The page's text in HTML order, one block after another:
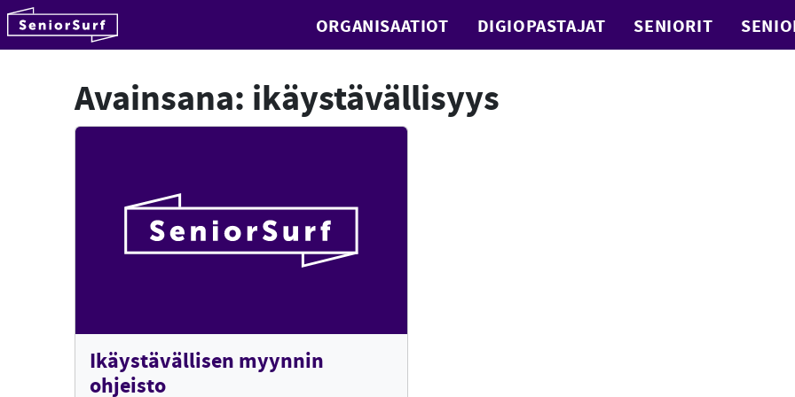
Hyppää sisältöön ORGANISAATIOT DIGIOPASTAJAT SENIORIT
Avainsana: ikäystävällisyys
Ikäystävällisen myynnin
ohjeisto